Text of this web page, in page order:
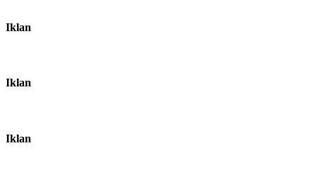
Iklan
Iklan
Iklan